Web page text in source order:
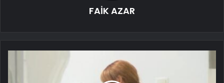
FAİK AZAR